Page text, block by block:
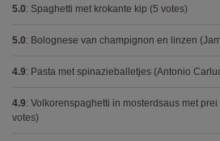
5.0: Spaghetti met krokante kip (5 votes)
5.0: Bolognese van champignon en linzen
4.9: Pasta met spinazieballetjes (Antonio
4.9: Volkorenspaghetti in mosterdsaus met
votes)